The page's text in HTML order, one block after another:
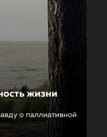
жизни
о паллиативной